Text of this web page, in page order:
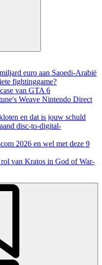
euro aan Saoedi-Arabië
fightinggame?
van GTA 6
Weave Nintendo Direct
en dat is jouw schuld
disc-to-digital-
2026 en wel met deze 9
van Kratos in God of War-